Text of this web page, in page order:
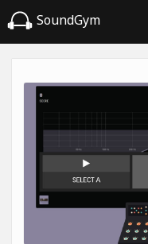
SoundGym